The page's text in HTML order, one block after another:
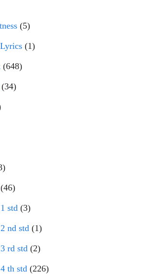
(5)
(1)
(648)
(34)
(46)
std (3)
nd std (1)
rd std (2)
th std (226)